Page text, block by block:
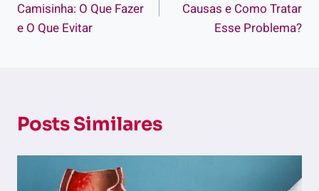
Post
Camisinha: O Que Fazer
e O Que Evitar
Causas e Como Tratar
Esse Problema?
Posts Similares